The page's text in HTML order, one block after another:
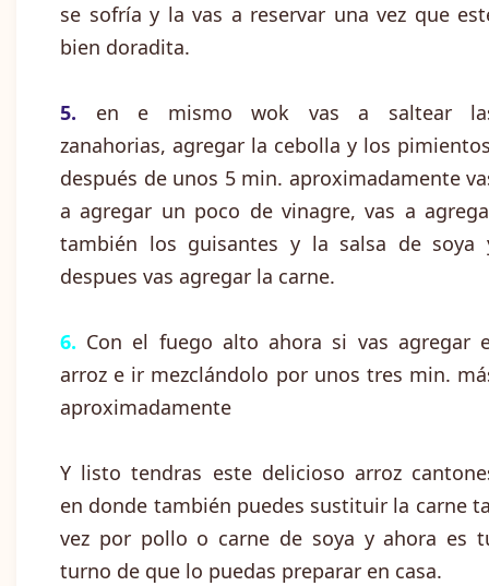
se sofría y la vas a reservar una vez que
bien doradita.
5. en e mismo wok vas a saltear
zanahorias, agregar la cebolla y los
después de unos 5 min. aproximadamente
a agregar un poco de vinagre, vas a
también los guisantes y la salsa de soya
despues vas agregar la carne.
6. Con el fuego alto ahora si vas agregar
arroz e ir mezclándolo por unos tres min.
aproximadamente
Y listo tendras este delicioso arroz
en donde también puedes sustituir la carne
vez por pollo o carne de soya y ahora es
turno de que lo puedas preparar en casa.